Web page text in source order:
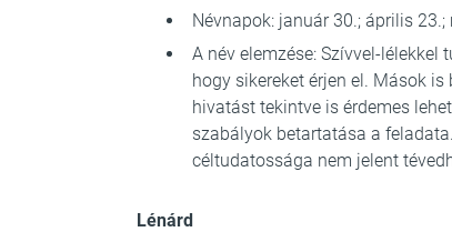
Névnapok: január 30.; április
A név elemzése: Szívvel-lélekkel
hogy sikereket érjen el. Mások
hivatást tekintve is érdemes
szabályok betartatása a
céltudatossága nem jelent
Lénárd